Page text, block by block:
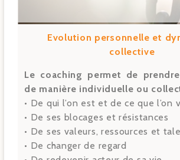
Evolution personnelle et
collective
Le coaching permet de
de manière individuelle ou
• De qui l’on est et de ce que l’on
• De ses blocages et résistances
• De ses valeurs, ressources et
• De changer de regard